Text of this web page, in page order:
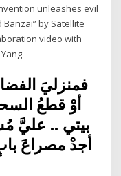
unleashes evil
by Satellite
video with
فمنزليَ
أوْ قطعُ
بيتي .. عليَّ
أجدْ مصراعَ